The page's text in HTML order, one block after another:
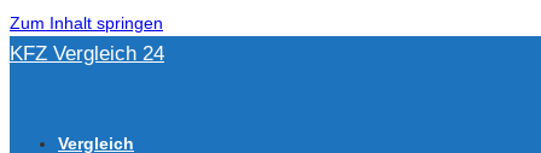
Zum Inhalt springen
KFZ Vergleich 24
Vergleich